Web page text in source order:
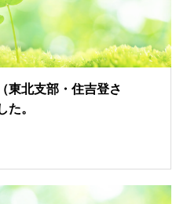
東北支部・住吉登さ
た。